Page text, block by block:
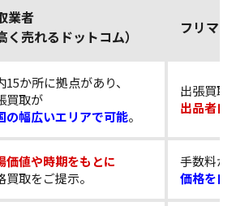
業者
く売れるドットコム）
フリマ
15か所に拠点があり、
買取が
の幅広いエリアで可能。
出張買取
出品者自
価値や時期をもとに
買取をご提示。
手数料が
価格を自